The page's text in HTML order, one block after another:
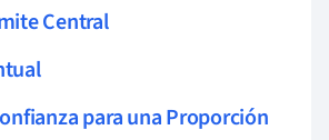
Central
para una Proporción